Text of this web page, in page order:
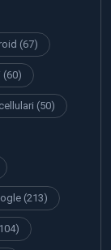
(67)
(60)
cellulari (50)
(213)